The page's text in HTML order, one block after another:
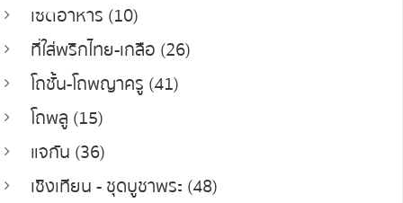
เซตอาหาร (10)
ที่ใส่พริกไทย-เกลือ (26)
โถชั้น-โถพญาครู (41)
โถพลู (15)
แจกัน (36)
เชิงเทียน - ชุดบูชาพระ (48)